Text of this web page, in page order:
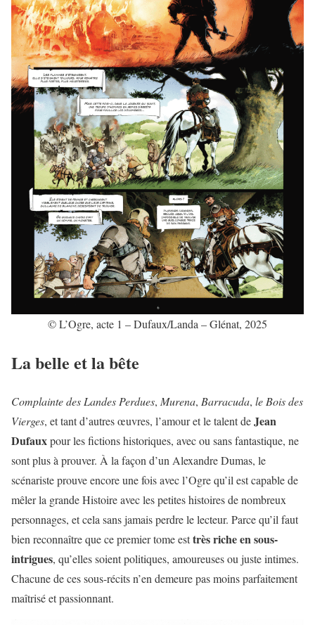
© L’Ogre, acte 1 – Dufaux/Landa – Glénat, 2025
La belle et la bête
Complainte des Landes Perdues, Murena, Barracuda, le Bois des
Vierges, et tant d’autres œuvres, l’amour et le talent deJean
Dufauxpour les fictions historiques, avec ou sans fantastique, ne
sont plus à prouver. À la façon d’un Alexandre Dumas, le
scénariste prouve encore une fois avec l’Ogre qu’il est capable de
mêler la grande Histoire avec les petites histoires de nombreux
personnages, et cela sans jamais perdre le lecteur. Parce qu’il faut
bien reconnaître que ce premier tome esttrès riche en sous-
intrigues, qu’elles soient politiques, amoureuses ou juste intimes.
Chacune de ces sous-récits n’en demeure pas moins parfaitement
maîtrisé et passionnant.